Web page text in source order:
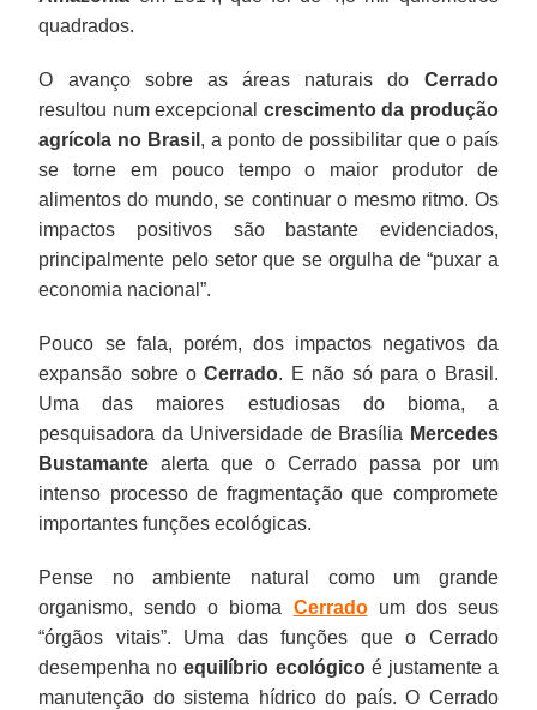
quadrados.
O avanço sobre as áreas naturais do Cerrado
resultou num excepcional crescimento da produção
agrícola no Brasil , a ponto de possibilitar que o país
se torne em pouco tempo o maior produtor de
alimentos do mundo, se continuar o mesmo ritmo. Os
impactos positivos são bastante evidenciados,
principalmente pelo setor que se orgulha de “puxar a
economia nacional”.
Pouco se fala, porém, dos impactos negativos da
expansão sobre oCerrado. E não só para o Brasil.
Uma das maiores estudiosas do bioma, a
pesquisadora da Universidade de Brasília Mercedes
Bustamante alerta que o Cerrado passa por um
intenso processo de fragmentação que compromete
importantes funções ecológicas.
Pense no ambiente natural como um grande
organismo, sendo o bioma Cerradoum dos seus
“órgãos vitais”. Uma das funções que o Cerrado
desempenha noequilíbrio ecológicoé justamente a
manutenção do sistema hídrico do país. O Cerrado